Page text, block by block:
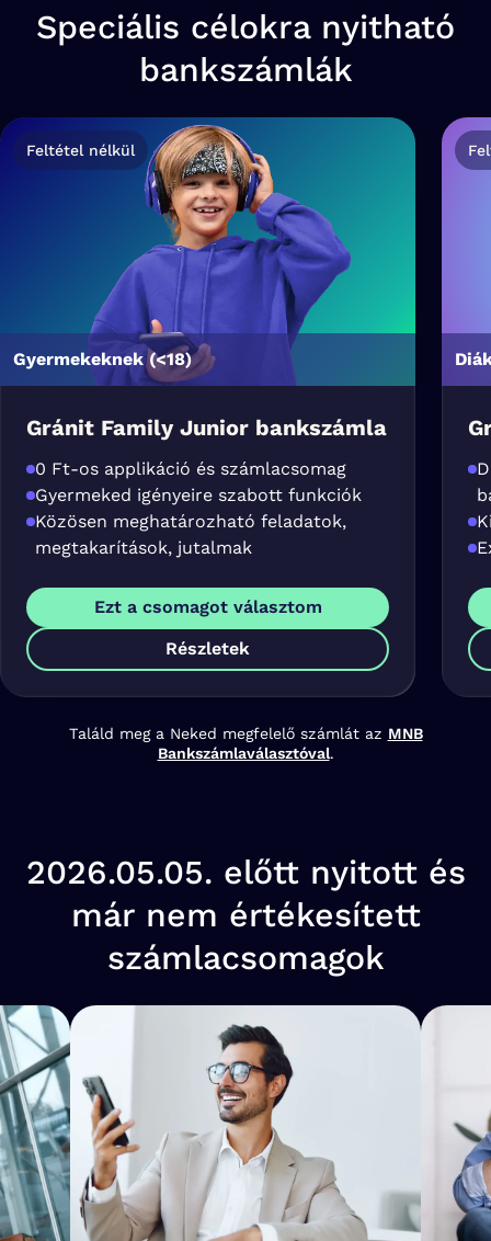
Speciális célokra nyitható
bankszámlák
Feltétel nélkül
Gyermekeknek (<18)
Gránit Family Junior bankszámla
0 Ft-os applikáció és számlacsomag
Gyermeked igényeire szabott funkciók
Közösen meghatározható feladatok,
megtakarítások, jutalmak
Részletek
Ezt a csomagot választom
Találd meg a Neked megfelelő számlát az MNB
Bankszámlaválasztóval.
2026.05.05. előtt nyitott és
már nem értékesített
számlacsomagok